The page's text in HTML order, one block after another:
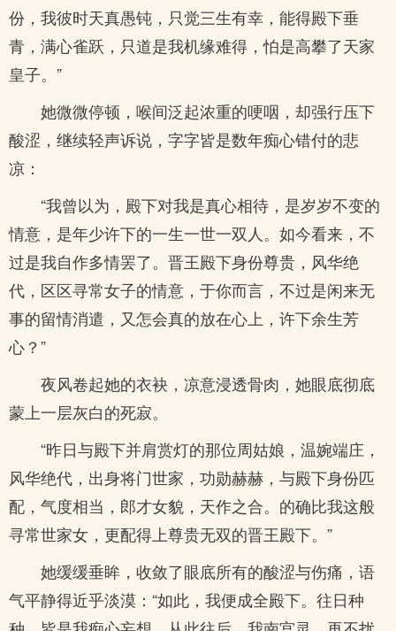
份，我彼时天真愚钝，只觉三生有幸，能得殿下垂
青，满心雀跃，只道是我机缘难得，怕是高攀了天家
皇子。”
她微微停顿，喉间泛起浓重的哽咽，却强行压下
酸涩，继续轻声诉说，字字皆是数年痴心错付的悲
凉：
“我曾以为，殿下对我是真心相待，是岁岁不变的
情意，是年少许下的一生一世一双人。如今看来，不
过是我自作多情罢了。晋王殿下身份尊贵，风华绝
代，区区寻常女子的情意，于你而言，不过是闲来无
事的留情消遣，又怎会真的放在心上，许下余生芳
心？”
夜风卷起她的衣袂，凉意浸透骨肉，她眼底彻底
蒙上一层灰白的死寂。
“昨日与殿下并肩赏灯的那位周姑娘，温婉端庄，
风华绝代，出身将门世家，功勋赫赫，与殿下身份匹
配，气度相当，郎才女貌，天作之合。的确比我这般
寻常世家女，更配得上尊贵无双的晋王殿下。”
她缓缓垂眸，收敛了眼底所有的酸涩与伤痛，语
气平静得近乎淡漠：“如此，我便成全殿下。往日种